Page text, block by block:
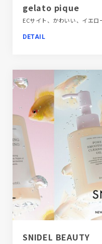
gelato pique
DETAIL
SNIDEL BEAUTY